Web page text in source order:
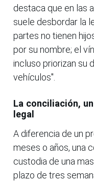
destaca que en las
suele desbordar la
partes no tienen
por su nombre; el
incluso priorizan su
vehículos".
La conciliación,
legal
A diferencia de un
meses o años, una
custodia de una
plazo de tres